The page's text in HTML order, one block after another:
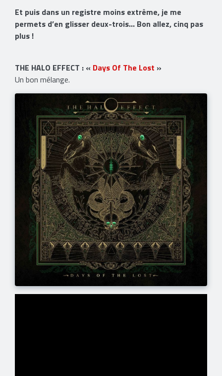
Et puis dans un registre moins extrême, je me
permets d’en glisser deux-trois… Bon allez, cinq pas
plus !
THE HALO EFFECT : « Days Of The Lost »
Un bon mélange.